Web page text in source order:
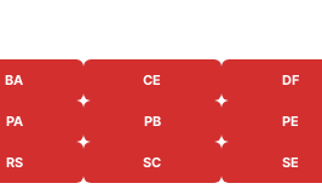
BA CE DF
PA PB PE
RS SC SE